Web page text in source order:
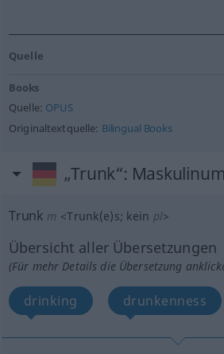
Quelle
Books
Quelle: OPUS
Originaltextquelle: Bilingual Books
„Trunk“: Maskulinum
Trunk m <Trunk(e)s; kein pl>
Übersicht aller Übersetzungen
(Für mehr Details die Übersetzung
drinking drunkenness